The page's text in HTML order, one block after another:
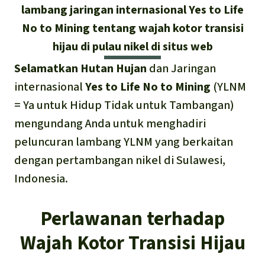
Iklim
Hutan Hujan
Kawasan lindung
Mobil listrik
Hak-hak Alam
Minyak Sawit
Semen
Updates
Sukses
Indonesia
Deutsch
English
Español
Français
Português
Amerika Latin
lambang jaringan internasional Yes to Life
No to Mining tentang wajah kotor transisi
hijau di pulau nikel di situs web
Selamatkan Hutan Hujan dan Jaringan
internasionalYes to Life No to Mining (YLNM
= Ya untuk Hidup Tidak untuk Tambangan)
mengundang Anda untuk menghadiri
peluncuran lambang YLNM yang berkaitan
dengan pertambangan nikel di Sulawesi,
Indonesia.
Perlawanan terhadap
Wajah Kotor Transisi Hijau